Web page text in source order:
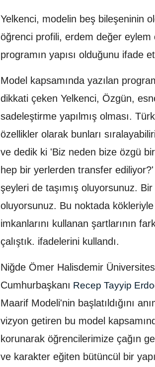
Yelkenci, modelin beş bileşeninin
öğrenci profili, erdem değer
programın yapısı olduğunu ifade
Model kapsamında yazılan
dikkati çeken Yelkenci, Özgün,
sadeleştirme yapılmış olması.
özellikler olarak bunları
ve dedik ki 'Biz neden bize özgü
hep bir yerlerden transfer
şeyleri de taşımış oluyorsunuz. Bir
oluyorsunuz. Bu noktada kökleriyle
imkanlarını kullanan şartlarının
çalıştık. ifadelerini kullandı.
Niğde Ömer Halisdemir
Cumhurbaşkanı Recep Tayyip
Maarif Modeli'nin başlatıldığını
vizyon getiren bu model
korunarak öğrencilerimize çağın
ve karakter eğiten bütüncül bir